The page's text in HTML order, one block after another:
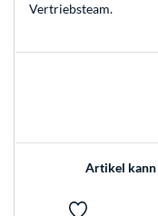
Vertriebsteam.
Artikel kann